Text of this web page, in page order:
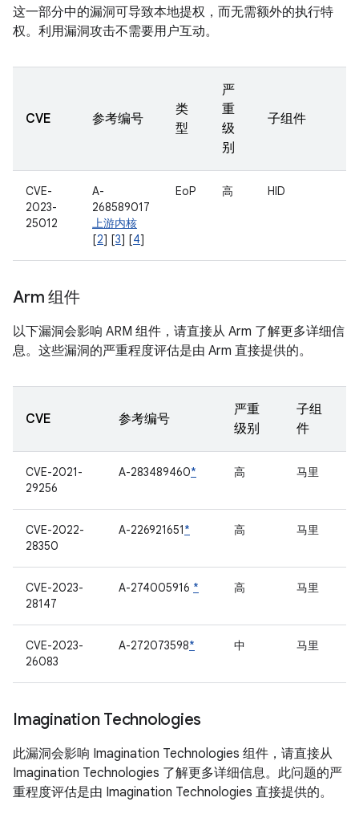
这一部分中的漏洞可导致本地提权，而无需额外的执行特
权。利用漏洞攻击不需要用户互动。
CVE 参考编号
类
型
严
重
级
别
子组件
CVE-
2023-
25012
A-
268589017
上游内核
[2] [3] [4]
EoP 高 HID
Arm 组件
以下漏洞会影响 ARM 组件，请直接从 Arm 了解更多详细信
息。这些漏洞的严重程度评估是由 Arm 直接提供的。
CVE 参考编号
严重
级别
子组
件
CVE-2021-
29256
A-283489460* 高 马里
CVE-2022-
28350
A-226921651* 高 马里
CVE-2023-
28147
A-274005916 * 高 马里
CVE-2023-
26083
A-272073598* 中 马里
Imagination Technologies
此漏洞会影响 Imagination Technologies 组件，请直接从
Imagination Technologies 了解更多详细信息。此问题的严
重程度评估是由 Imagination Technologies 直接提供的。